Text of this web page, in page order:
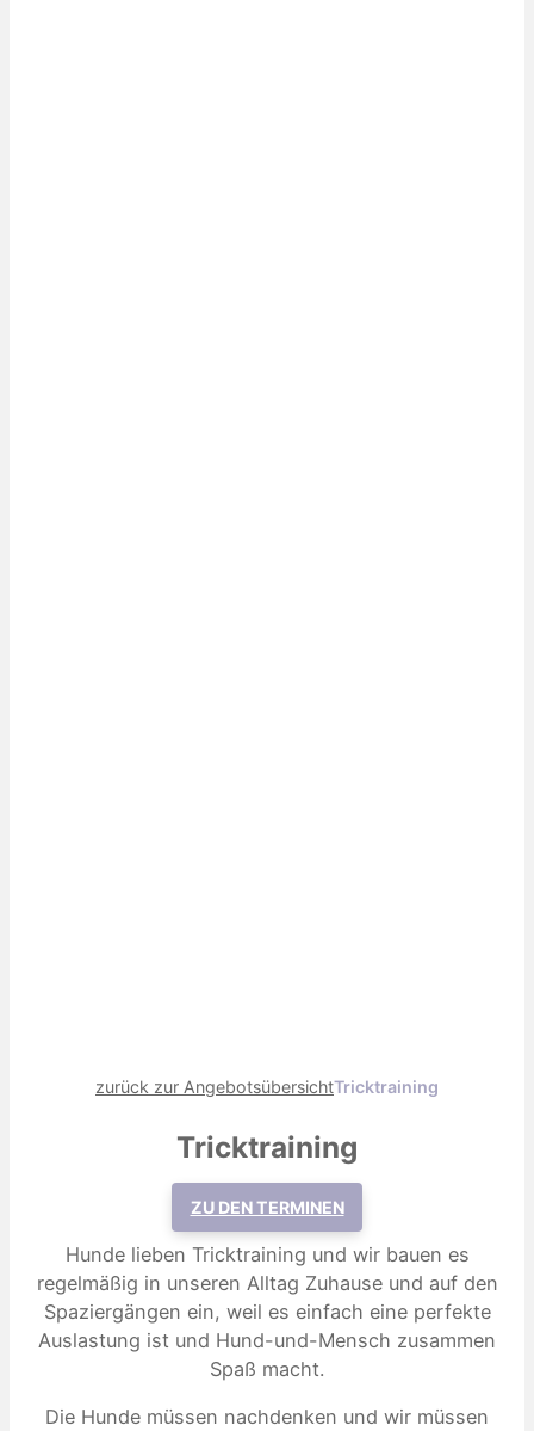
zurück zur AngebotsübersichtTricktraining
Tricktraining
ZU DEN TERMINEN
Hunde lieben Tricktraining und wir bauen es
regelmäßig in unseren Alltag Zuhause und auf den
Spaziergängen ein, weil es einfach eine perfekte
Auslastung ist und Hund-und-Mensch zusammen
Spaß macht.
Die Hunde müssen nachdenken und wir müssen